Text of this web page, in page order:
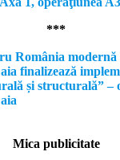
***
România modernă
finalizează
și structurală” –
Mica publicitate